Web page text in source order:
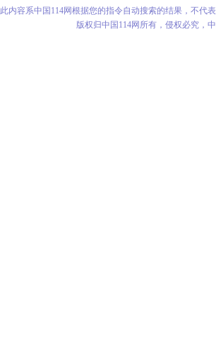
此内容系中国114网根据您的指令自动搜索的结果，不代
版权归中国114网所有，侵权必究，